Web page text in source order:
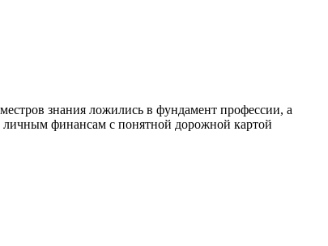
знания ложились в фундамент профессии, а
личным финансам с понятной дорожной картой